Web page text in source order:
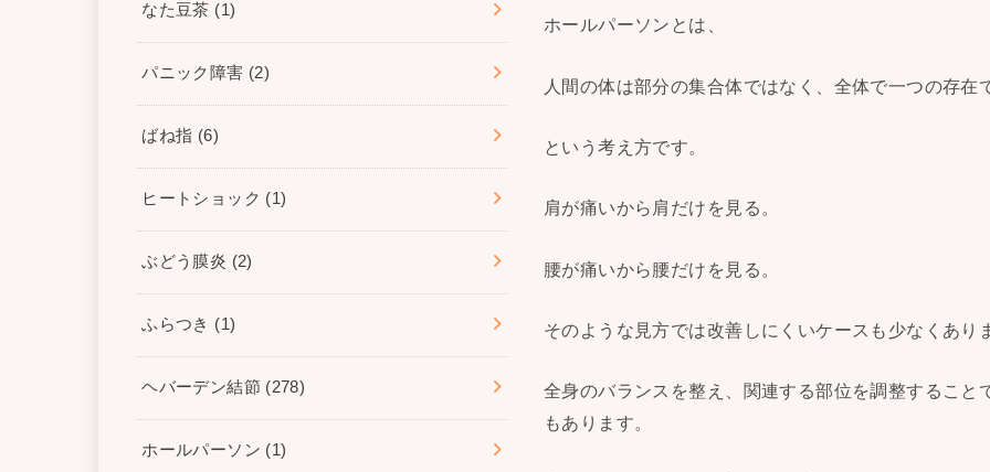
ホールパーソンとは、
人間の体は部分の集合体ではなく、全体で一つの存在
という考え方です。
肩が痛いから肩だけを見る。
腰が痛いから腰だけを見る。
そのような見方では改善しにくいケースも少なくあり
全身のバランスを整え、関連する部位を調整すること
もあります。
なた豆茶 (1)
パニック障害 (2)
ばね指 (6)
ヒートショック (1)
ぶどう膜炎 (2)
ふらつき (1)
ヘバーデン結節 (278)
ホールパーソン (1)